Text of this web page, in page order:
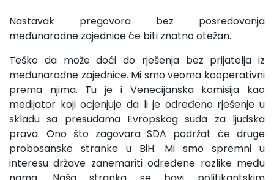
Nastavak pregovora bez posredovanja
međunarodne zajednice će biti znatno otežan.
Teško da može doći do rješenja bez prijatelja iz
međunarodne zajednice. Mi smo veoma kooperativni
prema njima. Tu je i Venecijanska komisija kao
medijator koji ocjenjuje da li je određeno rješenje u
skladu sa presudama Evropskog suda za ljudska
prava. Ono što zagovara SDA podržat će druge
probosanske stranke u BiH. Mi smo spremni u
interesu države zanemariti određene razlike među